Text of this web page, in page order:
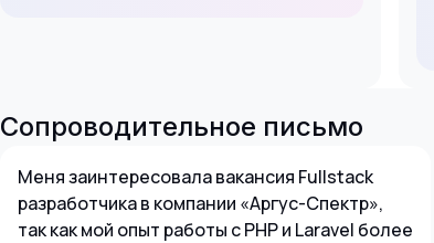
Сопроводительное письмо
Меня заинтересовала вакансия Fullstack
разработчика в компании «Аргус-Спектр»,
так как мой опыт работы с PHP и Laravel более